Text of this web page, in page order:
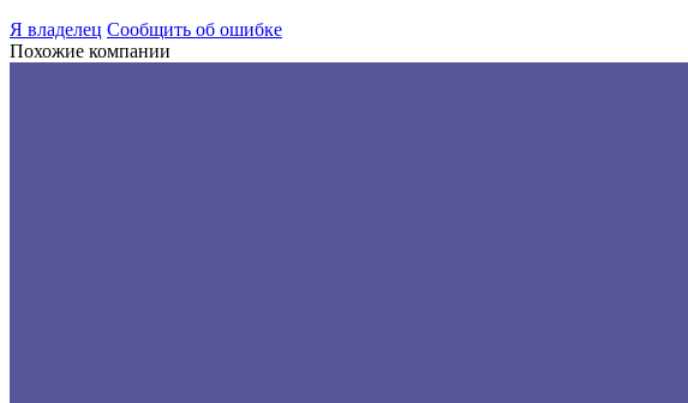
Я владелец Сообщить об ошибке
Похожие компании